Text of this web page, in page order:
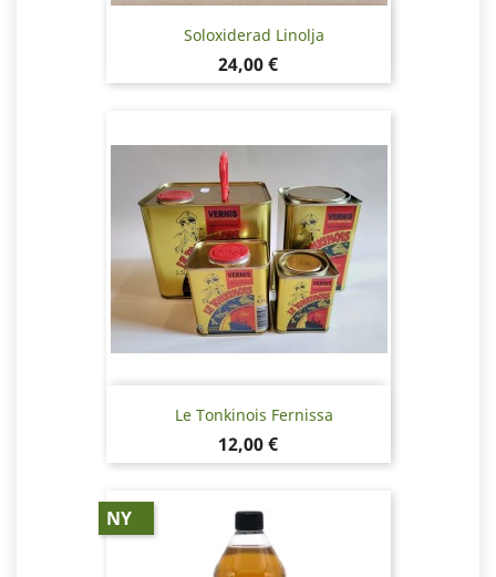
Soloxiderad Linolja
Pris
24,00 €
Le Tonkinois Fernissa
Pris
12,00 €
NY